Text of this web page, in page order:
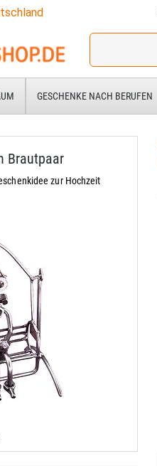
Ich
für:
GESCHENKE NACH BERUFEN
Brautpaar
zur Hochzeit